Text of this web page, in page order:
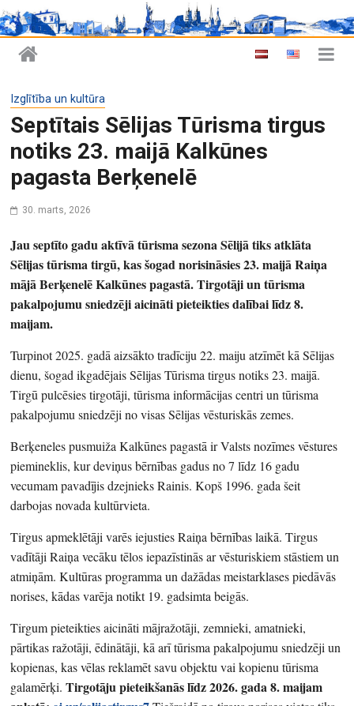
Izglītība un kultūra
Septītais Sēlijas Tūrisma tirgus
notiks 23. maijā Kalkūnes
pagasta Berķenelē
30. marts, 2026
Jau septīto gadu aktīvā tūrisma sezona Sēlijā tiks atklāta
Sēlijas tūrisma tirgū, kas šogad norisināsies 23. maijā Raiņa
mājā Berķenelē Kalkūnes pagastā. Tirgotāji un tūrisma
pakalpojumu sniedzēji aicināti pieteikties dalībai līdz 8.
maijam.
Turpinot 2025. gadā aizsākto tradīciju 22. maiju atzīmēt kā Sēlijas
dienu, šogad ikgadējais Sēlijas Tūrisma tirgus notiks 23. maijā.
Tirgū pulcēsies tirgotāji, tūrisma informācijas centri un tūrisma
pakalpojumu sniedzēji no visas Sēlijas vēsturiskās zemes.
Berķeneles pusmuiža Kalkūnes pagastā ir Valsts nozīmes vēstures
piemineklis, kur deviņus bērnības gadus no 7 līdz 16 gadu
vecumam pavadījis dzejnieks Rainis. Kopš 1996. gada šeit
darbojas novada kultūrvieta.
Tirgus apmeklētāji varēs iejusties Raiņa bērnības laikā. Tirgus
vadītāji Raiņa vecāku tēlos iepazīstinās ar vēsturiskiem stāstiem un
atmiņām. Kultūras programma un dažādas meistarklases piedāvās
norises, kādas varēja notikt 19. gadsimta beigās.
Tirgum pieteikties aicināti mājražotāji, zemnieki, amatnieki,
pārtikas ražotāji, ēdinātāji, kā arī tūrisma pakalpojumu sniedzēji un
kopienas, kas vēlas reklamēt savu objektu vai kopienu tūrisma
galamērķi.Tirgotāju pieteikšanās līdz 2026. gada 8. maijam